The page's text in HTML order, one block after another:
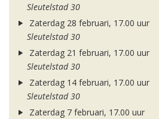
Sleutelstad 30
Zaterdag 28 februari, 17.00 uur
Sleutelstad 30
Zaterdag 21 februari, 17.00 uur
Sleutelstad 30
Zaterdag 14 februari, 17.00 uur
Sleutelstad 30
Zaterdag 7 februari, 17.00 uur